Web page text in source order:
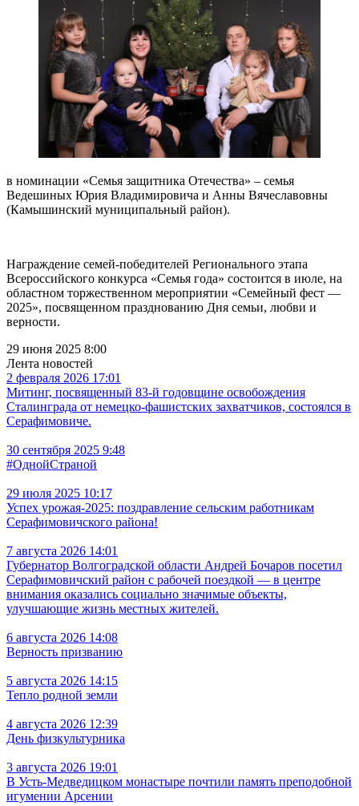
в номинации «Семья защитника Отечества» – семья
Ведешиных Юрия Владимировича и Анны Вячеславовны
(Камышинский муниципальный район).
Награждение семей-победителей Регионального этапа
Всероссийского конкурса «Семья года» состоится в июле, на
областном торжественном мероприятии «Семейный фест —
2025», посвященном празднованию Дня семьи, любви и
верности.
29 июня 2025 8:00
Лента новостей
2 февраля 2026 17:01
Митинг, посвященный 83-й годовщине освобождения
Сталинграда от немецко-фашистских захватчиков, состоялся в
Серафимовиче.
30 сентября 2025 9:48
#ОднойСтраной
29 июля 2025 10:17
Успех урожая-2025: поздравление сельским работникам
Серафимовичского района!
7 августа 2026 14:01
Губернатор Волгоградской области Андрей Бочаров посетил
Серафимовичский район с рабочей поездкой — в центре
внимания оказались социально значимые объекты,
улучшающие жизнь местных жителей.
6 августа 2026 14:08
Верность призванию
5 августа 2026 14:15
Тепло родной земли
4 августа 2026 12:39
День физкультурника
3 августа 2026 19:01
В Усть‑Медведицком монастыре почтили память преподобной
игумении Арсении